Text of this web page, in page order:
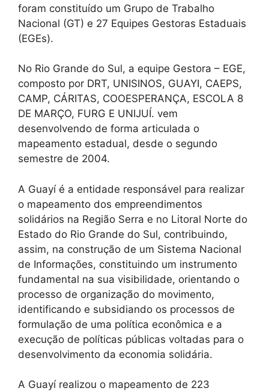
foram constituído um Grupo de Trabalho
Nacional (GT) e 27 Equipes Gestoras Estaduais
(EGEs).
No Rio Grande do Sul, a equipe Gestora – EGE,
composto por DRT, UNISINOS, GUAYI, CAEPS,
CAMP, CÁRITAS, COOESPERANÇA, ESCOLA 8
DE MARÇO, FURG E UNIJUÍ. vem
desenvolvendo de forma articulada o
mapeamento estadual, desde o segundo
semestre de 2004.
A Guayí é a entidade responsável para realizar
o mapeamento dos empreendimentos
solidários na Região Serra e no Litoral Norte do
Estado do Rio Grande do Sul, contribuindo,
assim, na construção de um Sistema Nacional
de Informações, constituindo um instrumento
fundamental na sua visibilidade, orientando o
processo de organização do movimento,
identificando e subsidiando os processos de
formulação de uma política econômica e a
execução de políticas públicas voltadas para o
desenvolvimento da economia solidária.
A Guayí realizou o mapeamento de 223